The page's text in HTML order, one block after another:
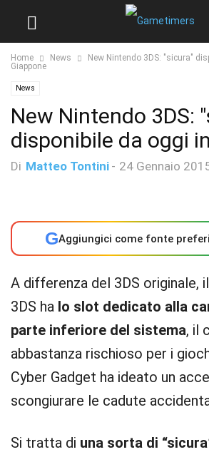
Home News
New Nintendo 3DS: "sicura"
Giappone
News
New Nintendo 3DS:
disponibile da oggi
Di Matteo Tontini - 24 Gennaio
GAggiungici come fonte
A differenza del 3DS originale,
3DS ha lo slot dedicato alla
parte inferiore del sistema, il
abbastanza rischioso per i
Cyber Gadget ha ideato un
scongiurare le cadute
Si tratta di una sorta di